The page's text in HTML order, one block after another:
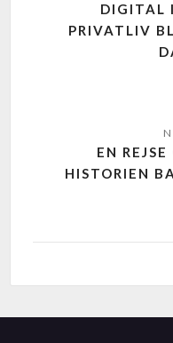
DIGITAL
PRIVATLIV
EN
HISTORIEN